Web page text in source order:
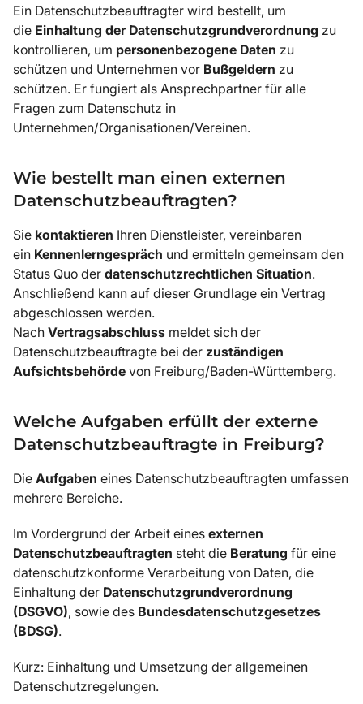
Ein Datenschutzbeauftragter wird bestellt, um
die Einhaltung der Datenschutzgrundverordnung zu
kontrollieren, um personenbezogene Daten zu
schützen und Unternehmen vor Bußgeldern zu
schützen. Er fungiert als Ansprechpartner für alle
Fragen zum Datenschutz in
Unternehmen/Organisationen/Vereinen.
Wie bestellt man einen externen
Datenschutzbeauftragten?
Sie kontaktieren Ihren Dienstleister, vereinbaren
ein Kennenlerngespräch und ermitteln gemeinsam den
Status Quo der datenschutzrechtlichen Situation.
Anschließend kann auf dieser Grundlage ein Vertrag
abgeschlossen werden.
Nach Vertragsabschluss meldet sich der
Datenschutzbeauftragte bei der zuständigen
Aufsichtsbehörde von Freiburg/Baden-Württemberg.
Welche Aufgaben erfüllt der externe
Datenschutzbeauftragte in Freiburg?
Die Aufgaben eines Datenschutzbeauftragten umfassen
mehrere Bereiche.
Im Vordergrund der Arbeit eines externen
Datenschutzbeauftragten steht die Beratung für eine
datenschutzkonforme Verarbeitung von Daten, die
Einhaltung der Datenschutzgrundverordnung
(DSGVO), sowie des Bundesdatenschutzgesetzes
(BDSG).
Kurz: Einhaltung und Umsetzung der allgemeinen
Datenschutzregelungen.